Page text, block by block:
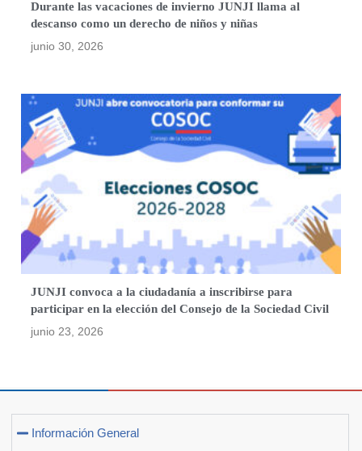
Durante las vacaciones de invierno JUNJI llama al
descanso como un derecho de niños y niñas
junio 30, 2026
JUNJI convoca a la ciudadanía a inscribirse para
participar en la elección del Consejo de la Sociedad Civil
junio 23, 2026
Información General